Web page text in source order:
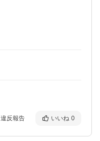
違反報告 いいね 0